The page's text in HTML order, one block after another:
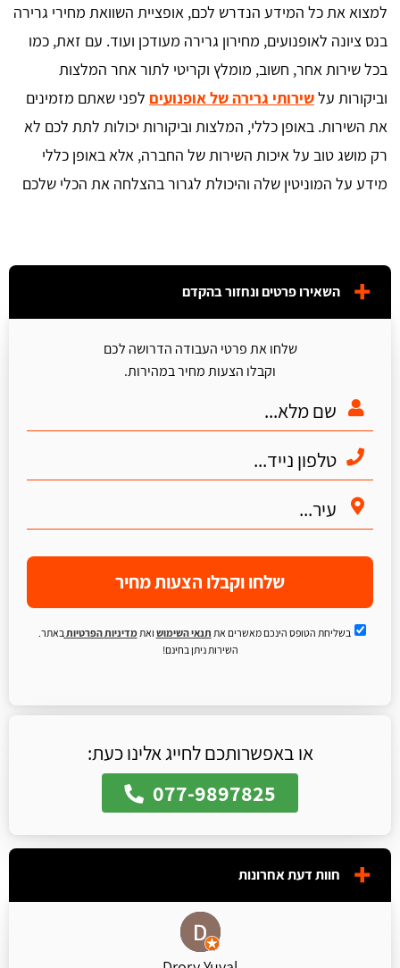
למצוא את כל המידע הנדרש לכם, אופציית השוואת מחירי גרירה
בנס ציונה לאופנועים, מחירון גרירה מעודכן ועוד. עם זאת, כמו
בכל שירות אחר, חשוב, מומלץ וקריטי לתור אחר המלצות
וביקורות עלשירותי גרירה של אופנועים לפני שאתם מזמינים
את השירות. באופן כללי, המלצות וביקורות יכולות לתת לכם לא
רק מושג טוב על איכות השירות של החברה, אלא באופן כללי
מידע על המוניטין שלה והיכולת לגרור בהצלחה את הכלי שלכם
השאירו פרטים ונחזור בהקדם
שלחו את פרטי העבודה הדרושה לכם
וקבלו הצעות מחיר במהירות.
שלחו וקבלו הצעות מחיר
בשליחת הטופס הינכם מאשרים את תנאי השימוש ואתמדיניות הפרטיות באתר.
השירות ניתן בחינם!
או באפשרותכם לחייג אלינו כעת:
077-9897825
חוות דעת אחרונות